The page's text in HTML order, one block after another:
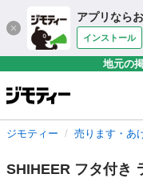
アプリなら
インストール
地元の
ジモティー 売ります・あ
SHIHEER フタ付き